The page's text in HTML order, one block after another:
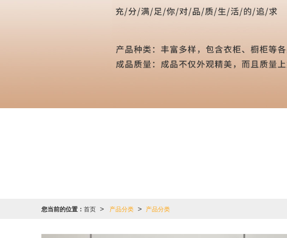
您当前的位置： 首页 > 产品分类 > 产品分类